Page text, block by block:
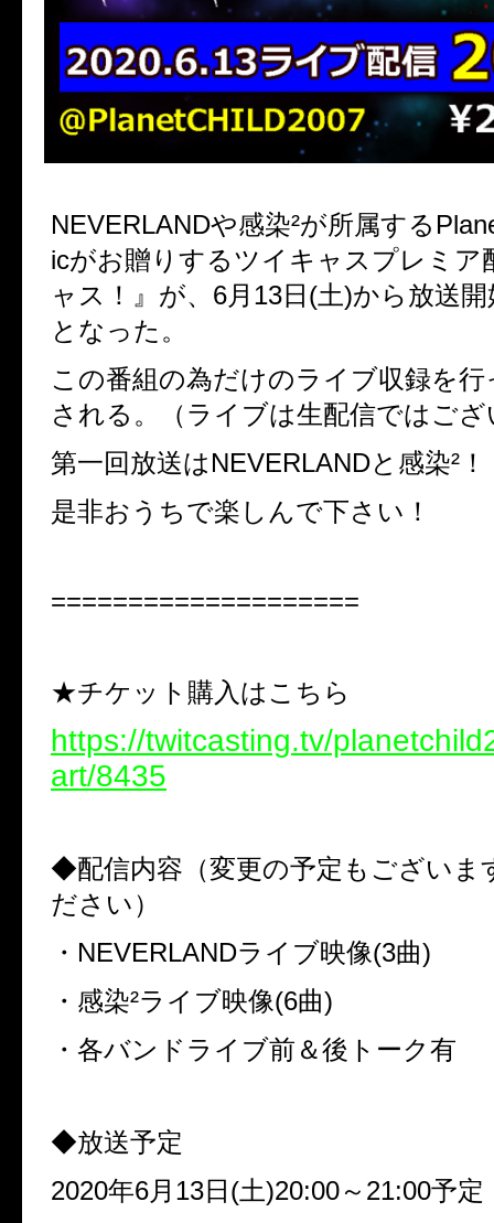
NEVERLANDや感染²が所属する
icがお贈りするツイキャスプレミア
ャス！』が、6月13日(土)から放送
となった。
この番組の為だけのライブ収録を
される。（ライブは生配信ではご
第一回放送はNEVERLANDと感染²！
是非おうちで楽しんで下さい！
====================
★チケット購入はこちら
https://twitcasting.tv/
art/8435
◆配信内容（変更の予定もございま
ださい）
・NEVERLANDライブ映像(3曲)
・感染²ライブ映像(6曲)
・各バンドライブ前＆後トーク有
◆放送予定
2020年6月13日(土)20:00～21:00予定